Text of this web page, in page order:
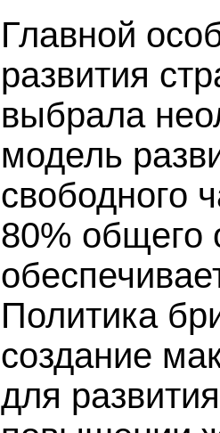
Главной
развития
выбрала
модель
свободного
80% общего
Политика
создание
для